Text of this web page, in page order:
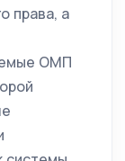
права, а
ОМП